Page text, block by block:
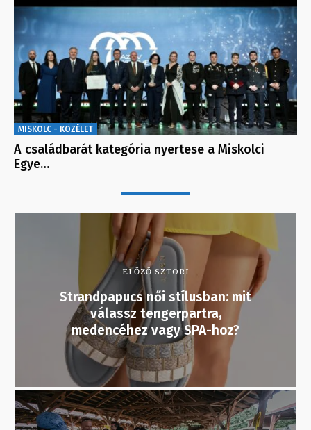
MISKOLC - KÖZÉLET
A családbarát kategória nyertese a Miskolci
Egye…
ELŐZŐ SZTORI
Strandpapucs női stílusban: mit
válassz tengerpartra,
medencéhez vagy SPA-hoz?